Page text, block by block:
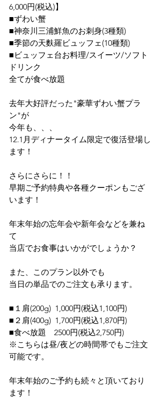
6,000円(税込)】
■ずわい蟹
■神奈川三浦鮮魚のお刺身(3種類)
■季節の天麩羅ビュッフェ(10種類)
■ビュッフェ台お料理/スイーツ/ソフト
ドリンク
全てが食べ放題
去年大好評だった"豪華ずわい蟹プラ
ン"が
今年も、、、
12.1月ディナータイム限定で復活登場し
ます！
さらにさらに！！
早期ご予約特典や各種クーポンもござ
います！
年末年始の忘年会や新年会などを兼ね
て
当店でお食事はいかがでしょうか？
また、このプラン以外でも
当日の単品でのご注文も承ります。
■１肩(200g)  1,000円(税込1,100円)
■２肩(400g)  1,700円(税込1,870円)
■食べ放題　2500円(税込2,750円)
※こちらは昼/夜どの時間帯でもご注文
可能です。
年末年始のご予約も続々と頂いており
ます！